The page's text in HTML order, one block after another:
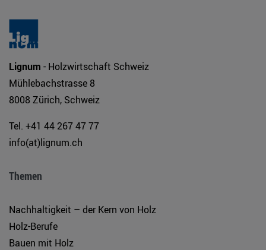
Lignum - Holzwirtschaft Schweiz
Mühlebachstrasse 8
8008 Zürich, Schweiz
Tel. +41 44 267 47 77
info(at)lignum.ch
Themen
Nachhaltigkeit – der Kern von Holz
Holz-Berufe
Bauen mit Holz